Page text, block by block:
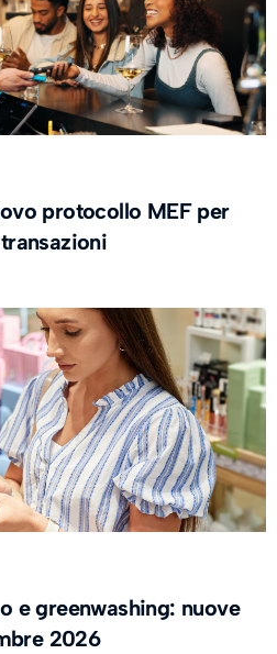
protocollo MEF per
e greenwashing: nuove
2026